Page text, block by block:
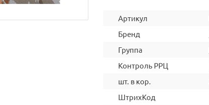
Артикул
Бренд
Группа
Контроль РРЦ
шт. в кор.
ШтрихКод